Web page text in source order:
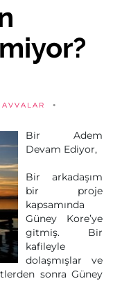
Bir Adem
Devam Ediyor,
Bir arkadaşım
bir proje
kapsamında
Güney Kore’ye
gitmiş. Bir
kafileyle
dolaşmışlar ve
sonra Güney